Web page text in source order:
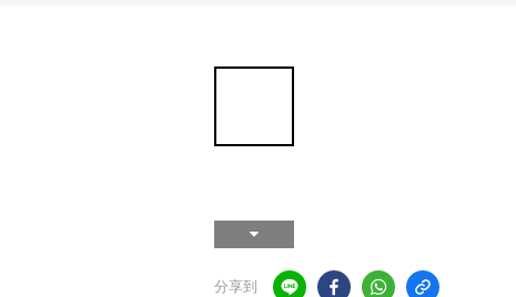
分享到